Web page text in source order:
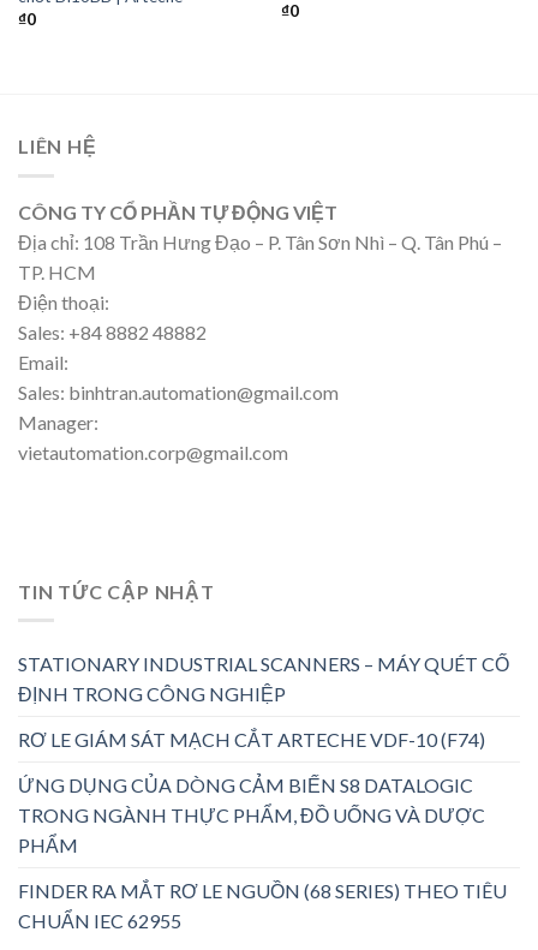
₫0
₫0
LIÊN HỆ
CÔNG TY CỔ PHẦN TỰ ĐỘNG VIỆT
Địa chỉ: 108 Trần Hưng Đạo – P. Tân Sơn Nhì – Q. Tân Phú –
TP. HCM
Điện thoại:
Sales: +84 8882 48882
Email:
Sales: binhtran.automation@gmail.com
Manager:
vietautomation.corp@gmail.com
TIN TỨC CẬP NHẬT
STATIONARY INDUSTRIAL SCANNERS – MÁY QUÉT CỐ
ĐỊNH TRONG CÔNG NGHIỆP
RƠ LE GIÁM SÁT MẠCH CẮT ARTECHE VDF-10 (F74)
ỨNG DỤNG CỦA DÒNG CẢM BIẾN S8 DATALOGIC
TRONG NGÀNH THỰC PHẨM, ĐỒ UỐNG VÀ DƯỢC
PHẨM
FINDER RA MẮT RƠ LE NGUỒN (68 SERIES) THEO TIÊU
CHUẨN IEC 62955